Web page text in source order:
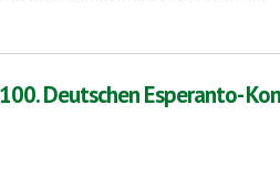
100. Deutscher Esperanto-Kongress in
Deutschen Esperanto-